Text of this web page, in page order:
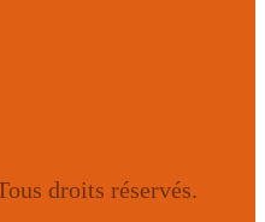
droits réservés.